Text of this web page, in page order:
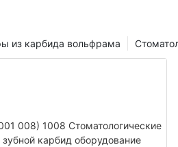
из карбида вольфрама